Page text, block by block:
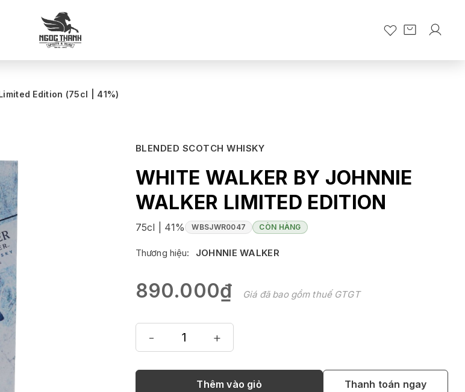
Edition (75cl | 41%)
BLENDED SCOTCH WHISKY
WHITE WALKER BY JOHNNIE
WALKER LIMITED EDITION
75cl | 41% WBSJWR0047 CÒN HÀNG
Thương hiệu: JOHNNIE WALKER
890.000₫ Giá đã bao gồm thuế GTGT
- +
Thêm vào giỏ Thanh toán ngay